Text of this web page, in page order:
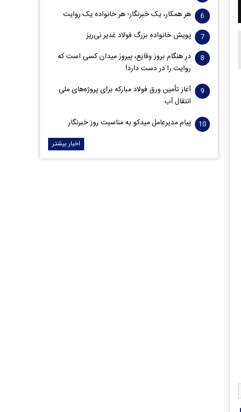
هر همکار، یک خبرنگار؛ هر خانواده یک روایت
پویش خانواده بزرگ فولاد غدیر نی‌ریز
در هنگام بروز وقایع، پیروز میدان کسی است که
روایت را در دست دارد!
آغاز تأمین ورق فولاد مبارکه برای پروژه‌های ملی
انتقال آب
پیام مدیرعامل میدکو به مناسبت روز خبرنگار
اخبار بیشتر